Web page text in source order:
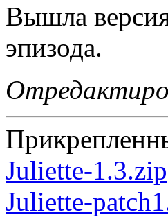
Вышла
эпизода.
Juliette-1.3.zip
Juliette-